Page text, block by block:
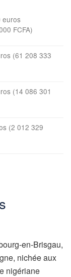
euros
FCFA)
(61 208 333
(14 086 301
(2 012 329
en-Brisgau,
nichée aux
nigériane